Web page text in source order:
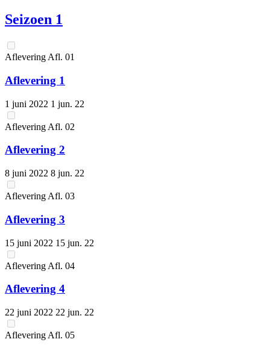
Seizoen 1
Aflevering Afl. 01
Aflevering 1
1 juni 2022 1 jun. 22
Aflevering Afl. 02
Aflevering 2
8 juni 2022 8 jun. 22
Aflevering Afl. 03
Aflevering 3
15 juni 2022 15 jun. 22
Aflevering Afl. 04
Aflevering 4
22 juni 2022 22 jun. 22
Aflevering Afl. 05